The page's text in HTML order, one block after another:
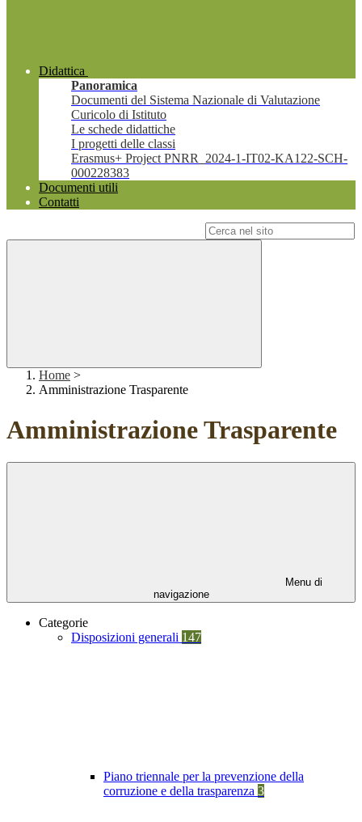
Didattica
Panoramica
Documenti del Sistema Nazionale di Valutazione
Curicolo di Istituto
Le schede didattiche
I progetti delle classi
Erasmus+ Project PNRR_2024-1-IT02-KA122-SCH-
000228383
Documenti utili
Contatti
Home >
Amministrazione Trasparente
Amministrazione Trasparente
Menu di
navigazione
Categorie
Disposizioni generali 147
Piano triennale per la prevenzione della
corruzione e della trasparenza 3